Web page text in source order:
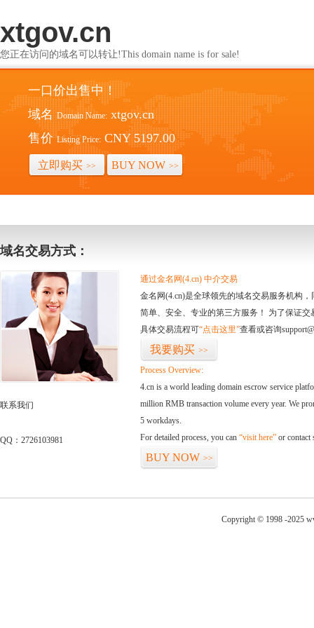
xtgov.cn
您正在访问的域名可以转让!This domain name is for sale!
一口价出售中！
域名 Domain Name: xtgov.cn
售价 Listing Price: CNY 5197.00
立即购买 >> BUY NOW >>
域名交易方式：
联系我们
QQ：2726103981
通过金名网(4.cn) 中介交易
金名网(4.cn)是全球领先的域名交易服务机构
简单、安全、专业的第三方服务！ 为了保证
具体交易流程可“点击这里”查看或咨询
我要购买 >>
Process Overview:
4.cn is a world leading domain escrow service
million RMB transaction volume every year. We
5 workdays.
For detailed process, you can “visit here” or contact
BUY NOW >>
Copyright © 1998 -2025